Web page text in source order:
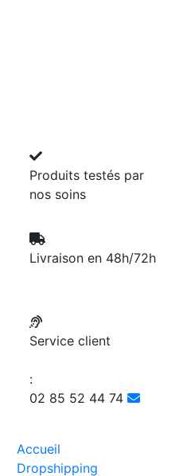
Produits testés par
nos soins
Livraison en 48h/72h
Service client
:
02 85 52 44 74
Accueil
Dropshipping